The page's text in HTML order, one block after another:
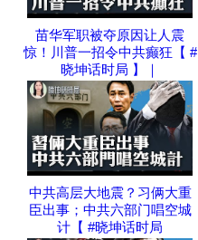
苗华军职被夺原因让人震
惊！川普一招令中共癫狂【 #
晓坤话时局 】｜
中共高层大地震？习俩大重
臣出事；中共六部门唱空城
计【 #晓坤话时局